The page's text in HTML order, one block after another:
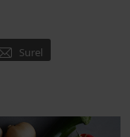
Surel